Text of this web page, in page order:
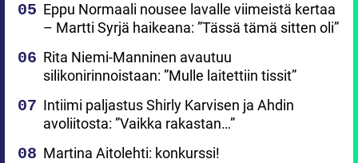
Eppu Normaali nousee lavalle viimeistä kertaa
– Martti Syrjä haikeana: ”Tässä tämä sitten oli”
Rita Niemi-Manninen avautuu
silikonirinnoistaan: ”Mulle laitettiin tissit”
Intiimi paljastus Shirly Karvisen ja Ahdin
avoliitosta: ”Vaikka rakastan…”
Martina Aitolehti: konkurssi!